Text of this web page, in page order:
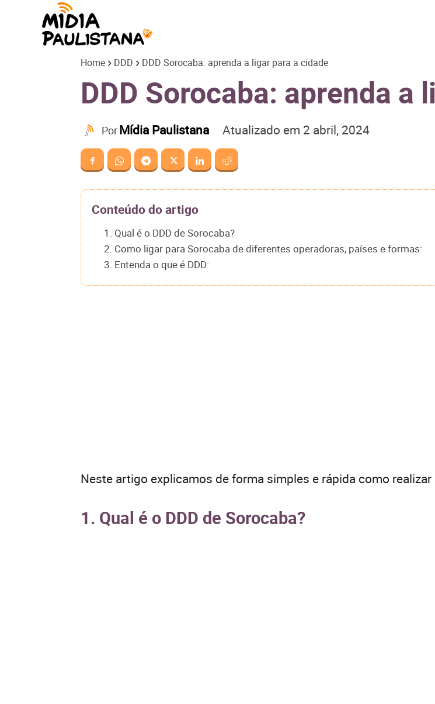
Paulistana
Home DDD DDD Sorocaba: aprenda a ligar para a cidade
DDD Sorocaba: aprenda a
PorMídia Paulistana Atualizado em 2 abril, 2024
Conteúdo do artigo
1. Qual é o DDD de Sorocaba?
2. Como ligar para Sorocaba de diferentes operadoras, países e formas:
3. Entenda o que é DDD:
Neste artigo explicamos de forma simples e rápida como
1. Qual é o DDD de Sorocaba?